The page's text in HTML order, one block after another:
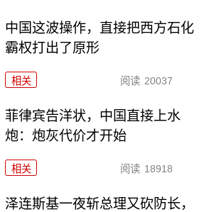
中国这波操作，直接把西方石化
霸权打出了原形
相关 阅读 20037
菲律宾告洋状，中国直接上水
炮：炮灰代价才开始
相关 阅读 18918
泽连斯基一夜斩总理又砍防长，